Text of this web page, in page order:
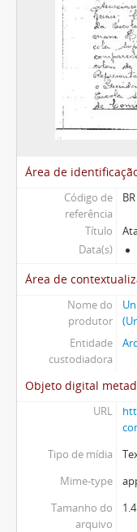
Área de
Código de
referência
Título
Data(s)
Área de
Nome do
produtor
Entidade
custodiadora
Objeto digital
URL
Tipo de mídia
Mime-type
Tamanho do
arquivo